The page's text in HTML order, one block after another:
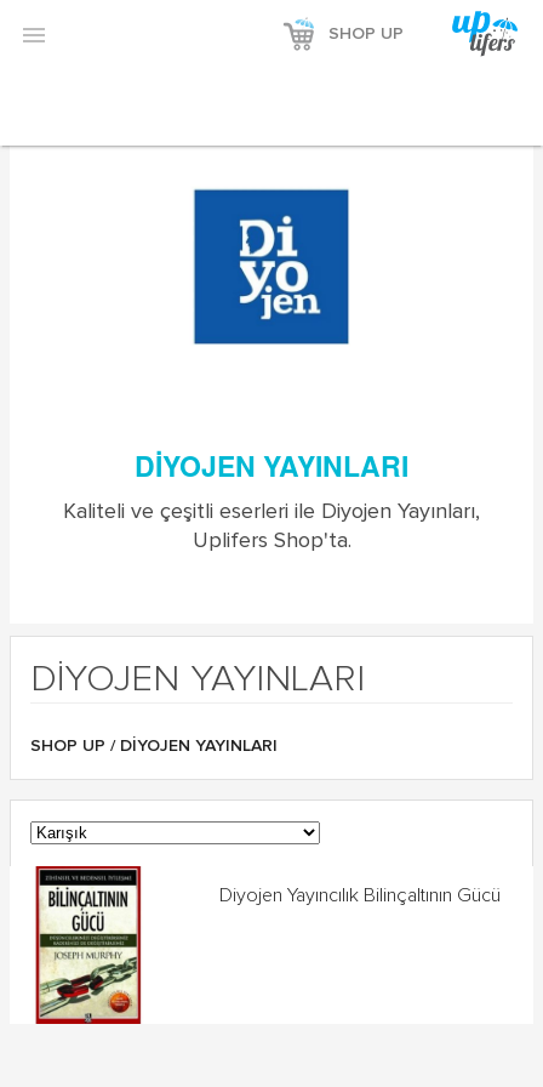
 SHOP UP 
DIYOJEN YAYINLARI
Kaliteli ve çeşitli eserleri ile Diyojen Yayınları,
Uplifers Shop'ta.
DIYOJEN YAYINLARI
SHOP UP / DIYOJEN YAYINLARI
Diyojen Yayıncılık Bilinçaltının Gücü